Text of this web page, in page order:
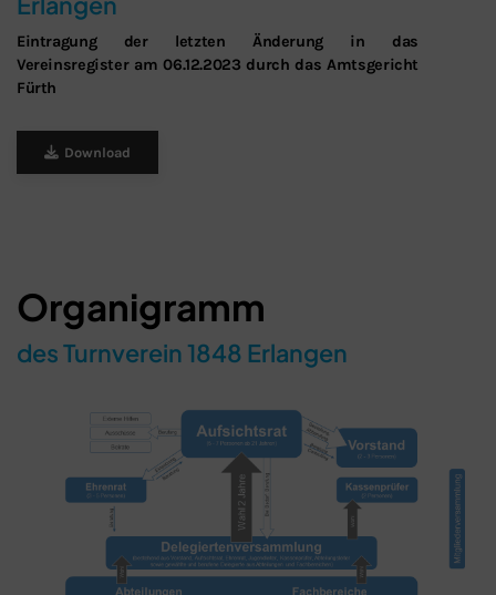
Eintragung der letzten Änderung in das
Vereinsregister am 06.12.2023 durch das Amtsgericht
Fürth
Download
Organigramm
des Turnverein 1848 Erlangen